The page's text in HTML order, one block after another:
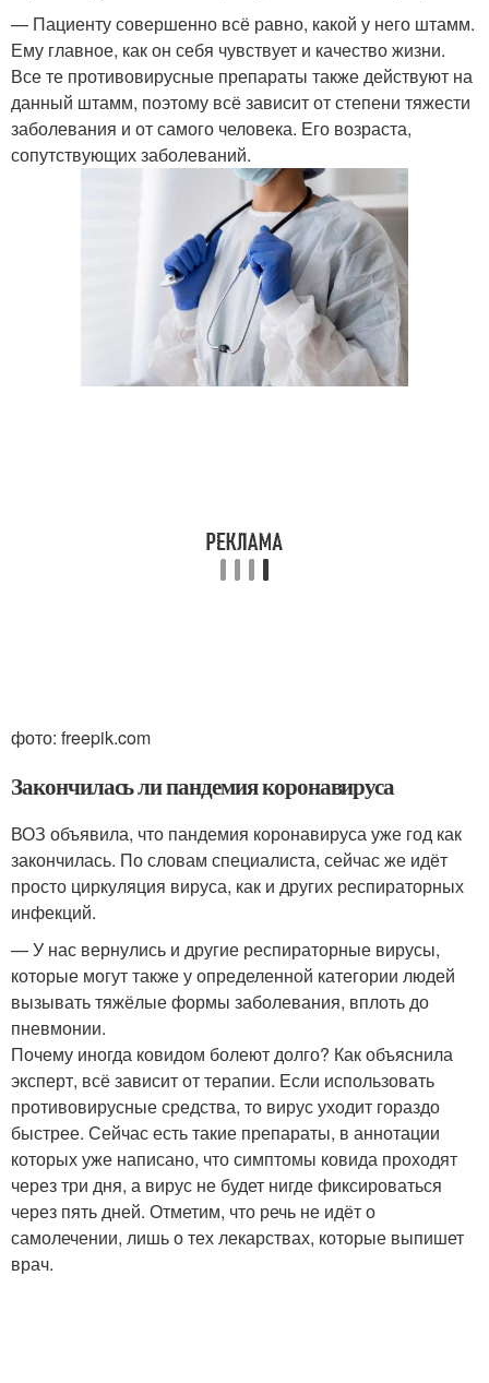
— Пациенту совершенно всё равно, какой у него штамм.
Ему главное, как он себя чувствует и качество жизни.
Все те противовирусные препараты также действуют на
данный штамм, поэтому всё зависит от степени тяжести
заболевания и от самого человека. Его возраста,
сопутствующих заболеваний.
фото: freepik.com
Закончилась ли пандемия коронавируса
ВОЗ объявила, что пандемия коронавируса уже год как
закончилась. По словам специалиста, сейчас же идёт
просто циркуляция вируса, как и других респираторных
инфекций.
— У нас вернулись и другие респираторные вирусы,
которые могут также у определенной категории людей
вызывать тяжёлые формы заболевания, вплоть до
пневмонии.
Почему иногда ковидом болеют долго? Как объяснила
эксперт, всё зависит от терапии. Если использовать
противовирусные средства, то вирус уходит гораздо
быстрее. Сейчас есть такие препараты, в аннотации
которых уже написано, что симптомы ковида проходят
через три дня, а вирус не будет нигде фиксироваться
через пять дней. Отметим, что речь не идёт о
самолечении, лишь о тех лекарствах, которые выпишет
врач.